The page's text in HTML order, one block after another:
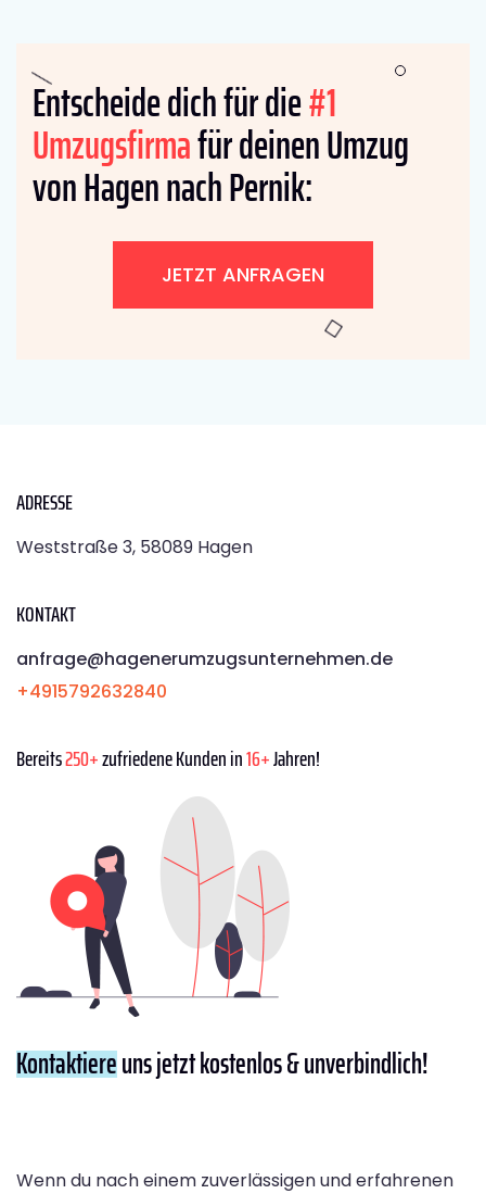
Entscheide dich für die#1
Umzugsfirmafür deinen Umzug
von Hagen nach Pernik:
JETZT ANFRAGEN
ADRESSE
Weststraße 3, 58089 Hagen
KONTAKT
anfrage@hagenerumzugsunternehmen.de
+4915792632840
Bereits250+zufriedene Kunden in16+Jahren!
Kontaktiereuns jetzt kostenlos & unverbindlich!
Wenn du nach einem zuverlässigen und erfahrenen